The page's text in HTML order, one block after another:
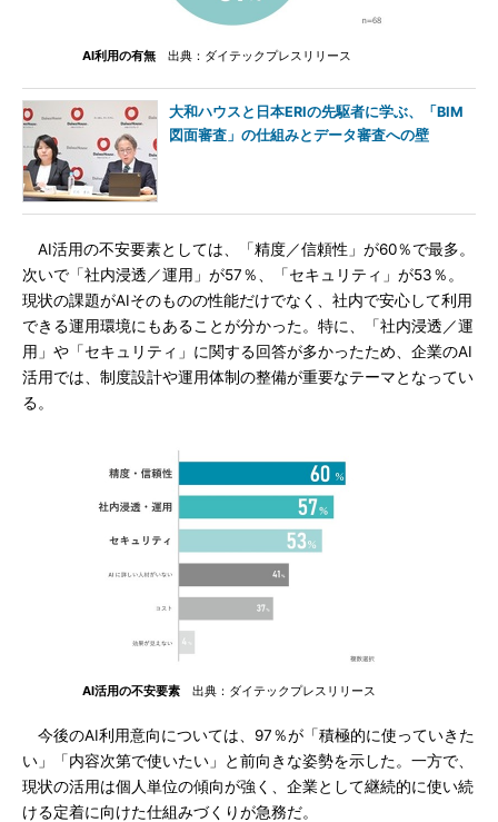
AI利用の有無 出典：ダイテックプレスリリース
大和ハウスと日本ERIの先駆者に学ぶ、「BIM
図面審査」の仕組みとデータ審査への壁
AI活用の不安要素としては、「精度／信頼性」が60％で最多。
次いで「社内浸透／運用」が57％、「セキュリティ」が53％。
現状の課題がAIそのものの性能だけでなく、社内で安心して利用
できる運用環境にもあることが分かった。特に、「社内浸透／運
用」や「セキュリティ」に関する回答が多かったため、企業のAI
活用では、制度設計や運用体制の整備が重要なテーマとなってい
る。
AI活用の不安要素 出典：ダイテックプレスリリース
今後のAI利用意向については、97％が「積極的に使っていきた
い」「内容次第で使いたい」と前向きな姿勢を示した。一方で、
現状の活用は個人単位の傾向が強く、企業として継続的に使い続
ける定着に向けた仕組みづくりが急務だ。